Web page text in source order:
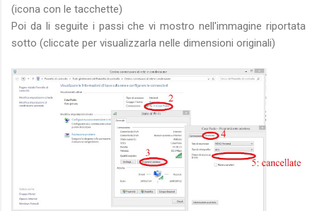
(icona con le tacchette)
Poi da li seguite i passi che vi mostro nell'immagine riportata
sotto (cliccate per visualizzarla nelle dimensioni originali)